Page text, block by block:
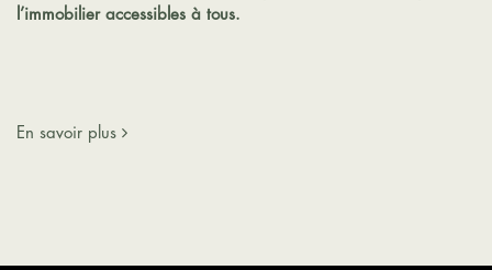
l’immobilier accessibles à tous.​
En savoir plus